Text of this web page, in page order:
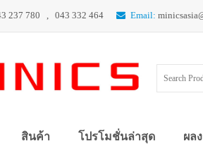
237 780 , 043 332 464 Email:
สินค้า โปรโมชั่นล่าสุด ผล